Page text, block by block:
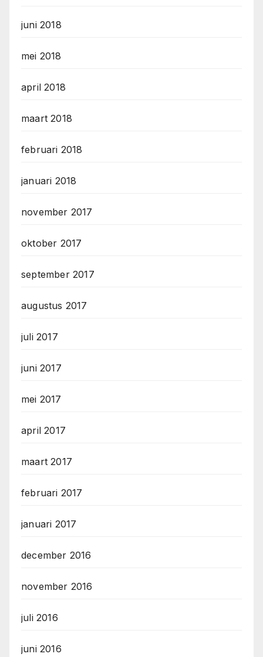
juni 2018
mei 2018
april 2018
maart 2018
februari 2018
januari 2018
november 2017
oktober 2017
september 2017
augustus 2017
juli 2017
juni 2017
mei 2017
april 2017
maart 2017
februari 2017
januari 2017
december 2016
november 2016
juli 2016
juni 2016